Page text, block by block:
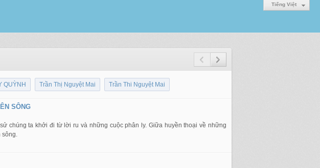
Tiếng Việt
QUỲNH Trần Thị Nguyệt Mai Trần Thi Nguyệt Mai
SÔNG
chúng ta khởi đi từ lời ru và những cuộc phân ly. Giữa huyền thoại về những
sông.